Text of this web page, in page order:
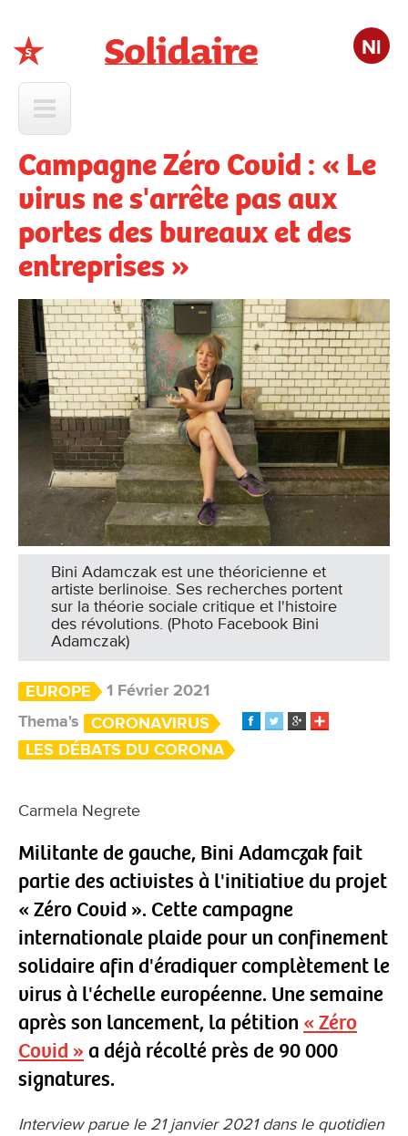
Nl
Campagne Zéro Covid : « Le
virus ne s'arrête pas aux
portes des bureaux et des
entreprises »
Bini Adamczak est une théo­ri­cienne et
artiste berlinoise. Ses recher­ches por­tent
sur la théo­rie sociale cri­ti­que et l'histoire
des révo­lu­tions. (Photo Facebook Bini
Adamczak)
EUROPE
1 Février 2021
Thema's
CORONAVIRUS
LES DÉBATS DU CORONA
Carmela Negrete
Militante de gauche, Bini Adamczak fait
partie des activistes à l'initiative du projet
« Zéro Covid ». Cette campagne
internationale plaide pour un confinement
solidaire afin d'éradiquer complètement le
virus à l'échelle européenne. Une semaine
après son lancement, la pétition « Zéro
Covid » a déjà récolté près de 90 000
signatures.
Interview parue le 21 janvier 2021 dans le quotidien